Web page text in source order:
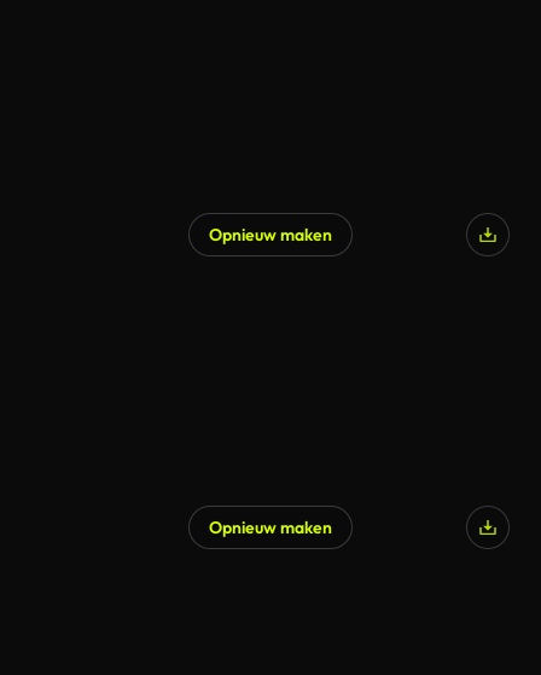
Opnieuw maken
Opnieuw maken